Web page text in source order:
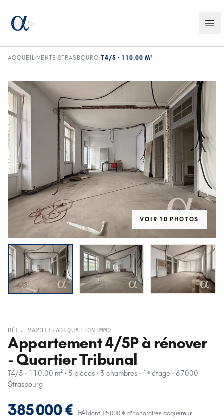
ACCUEIL›VENTE›STRASBOURG›T4/5 · 110,00 M²
VOIR 10 PHOTOS
RÉF. VA2311-ADEQUATIONIMMO
Appartement 4/5P à rénover
- Quartier Tribunal
T4/5 · 110,00 m² · 5 pièces · 3 chambres · 1ᵉ étage · 67000
Strasbourg
385 000 € FAIdont 15 000 € d'honoraires acquéreur